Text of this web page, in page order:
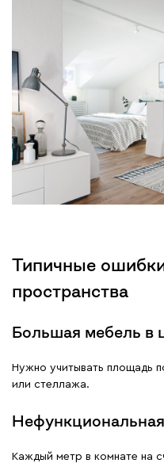
Типичные
пространства
Большая мебель в
Нужно учитывать площадь
или стеллажа.
Каждый метр в комнате на